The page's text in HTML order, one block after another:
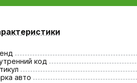
код
авто